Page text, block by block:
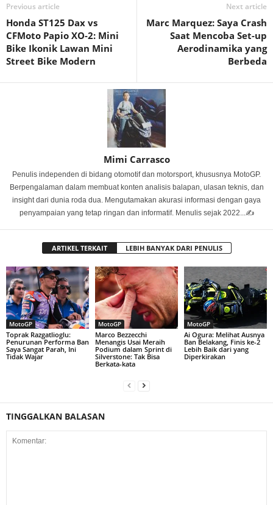
Previous article
Honda ST125 Dax vs
CFMoto Papio XO-2: Mini
Bike Ikonik Lawan Mini
Street Bike Modern
Next article
Marc Marquez: Saya Crash
Saat Mencoba Set-up
Aerodinamika yang
Berbeda
Mimi Carrasco
Penulis independen di bidang otomotif dan motorsport, khususnya MotoGP.
Berpengalaman dalam membuat konten analisis balapan, ulasan teknis, dan
insight dari dunia roda dua. Mengutamakan akurasi informasi dengan gaya
penyampaian yang tetap ringan dan informatif. Menulis sejak 2022...✍️
ARTIKEL TERKAIT LEBIH BANYAK DARI PENULIS
MotoGP
Toprak Razgatlioglu:
Penurunan Performa Ban
Saya Sangat Parah, Ini
Tidak Wajar
MotoGP
Marco Bezzecchi
Menangis Usai Meraih
Podium dalam Sprint di
Silverstone: Tak Bisa
Berkata-kata
MotoGP
Ai Ogura: Melihat Ausnya
Ban Belakang, Finis ke-2
Lebih Baik dari yang
Diperkirakan
TINGGALKAN BALASAN